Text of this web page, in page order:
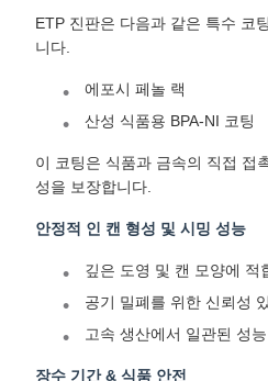
ETP 진판은 다음과 같은 특수 코
니다.
에포시 페놀 랙
산성 식품용 BPA-NI 코팅
이 코팅은 식품과 금속의 직접 접
성을 보장합니다.
안정적 인 캔 형성 및 시밍 성능
깊은 도영 및 캔 모양에 적
공기 밀폐를 위한 신뢰성
고속 생산에서 일관된 성능
장수 기간 & 식품 안전